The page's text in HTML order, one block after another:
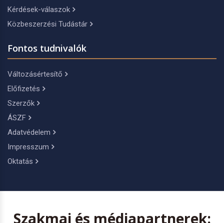
Kérdések-válaszok
Közbeszerzési Tudástár
Fontos tudnivalók
Változásértesítő
Előfizetés
Szerzők
ÁSZF
Adatvédelem
Impresszum
Oktatás
Szakmai és médiapartnerek: